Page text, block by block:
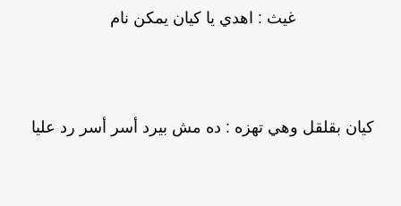
غيث : اهدي يا كيان يمكن نام
كيان بقلقل وهي تهزه : ده مش بيرد أسر أسر رد عليا